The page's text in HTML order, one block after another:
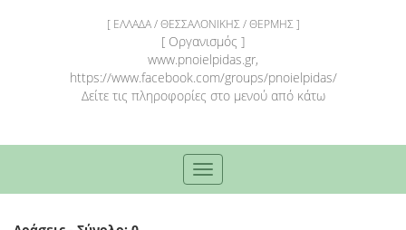
[ ΕΛΛΑΔΑ / ΘΕΣΣΑΛΟΝΙΚΗΣ / ΘΕΡΜΗΣ ]
[ Οργανισμός ]
www.pnoielpidas.gr,
https://www.facebook.com/groups/pnoielpidas/
Δείτε τις πληροφορίες στο μενού από κάτω
Toggle
navigation